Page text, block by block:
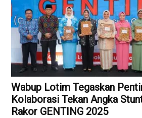
Wabup Lotim Tegaskan
Kolaborasi Tekan Angka
Rakor GENTING 2025 ‎